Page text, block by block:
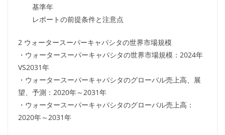
基準年
レポートの前提条件と注意点
2 ウォータースーパーキャパシタの世界市場規模
・ウォータースーパーキャパシタの世界市場規模：2024年
VS2031年
・ウォータースーパーキャパシタのグローバル売上高、展
望、予測：2020年～2031年
・ウォータースーパーキャパシタのグローバル売上高：
2020年～2031年